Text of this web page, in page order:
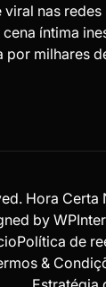
nas
íntima
por milhares
Hora Certa
by
Política de
&